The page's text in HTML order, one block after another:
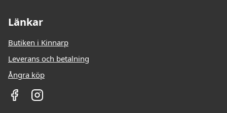
Länkar
Butiken i Kinnarp
Leverans och betalning
Ångra köp